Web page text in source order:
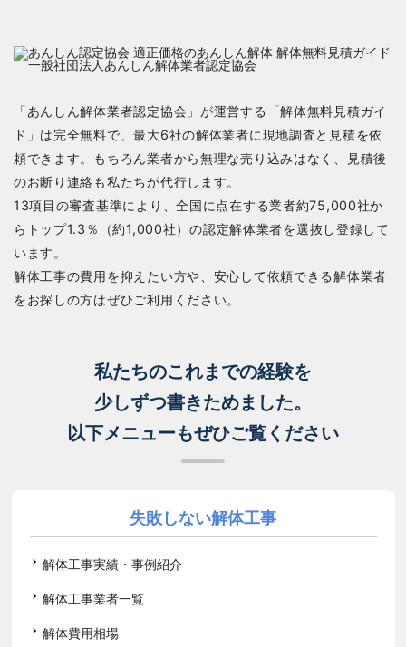
「あんしん解体業者認定協会」が運営する「解体無料見積ガイ
ド」は完全無料で、最大6社の解体業者に現地調査と見積を依
頼できます。もちろん業者から無理な売り込みはなく、見積後
のお断り連絡も私たちが代行します。
13項目の審査基準により、全国に点在する業者約75,000社か
らトップ1.3％（約1,000社）の認定解体業者を選抜し登録して
います。
解体工事の費用を抑えたい方や、安心して依頼できる解体業者
をお探しの方はぜひご利用ください。
私たちのこれまでの経験を
少しずつ書きためました。
以下メニューもぜひご覧ください
失敗しない解体工事
解体工事実績・事例紹介
解体工事業者一覧
解体費用相場